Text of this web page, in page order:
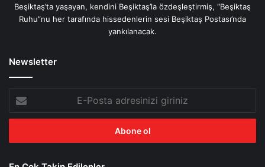
Beşiktaş’ta yaşayan, kendini Beşiktaş’la özdeşleştirmiş, “Beşiktaş
Ruhu”nu her tarafında hissedenlerin sesi Beşiktaş Postası’nda
yankılanacak.
Newsletter
Posta
adresinizi